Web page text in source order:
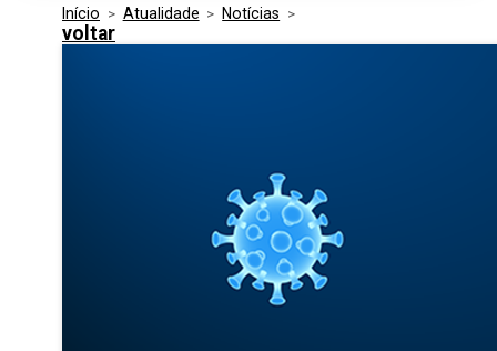
Segurança
Media Kit
Eventos
Início > Atualidade > Notícias >
voltar